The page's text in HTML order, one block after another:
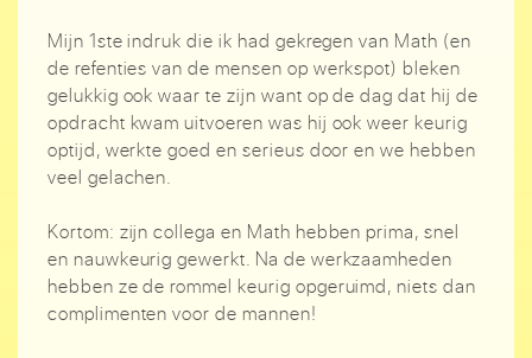
Mijn 1ste indruk die ik had gekregen van Math (en
de refenties van de mensen op werkspot) bleken
gelukkig ook waar te zijn want op de dag dat hij de
opdracht kwam uitvoeren was hij ook weer keurig
optijd, werkte goed en serieus door en we hebben
veel gelachen.
Kortom: zijn collega en Math hebben prima, snel
en nauwkeurig gewerkt. Na de werkzaamheden
hebben ze de rommel keurig opgeruimd, niets dan
complimenten voor de mannen!